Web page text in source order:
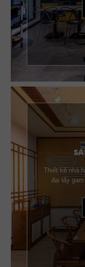
Thiết kế nhà
đại lấy